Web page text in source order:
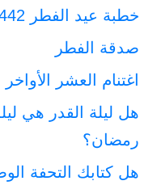
خطبة عيد الفطر 1442
صدقة الفطر
اغتنام العشر
رمضان؟
هل كتابك التحفة